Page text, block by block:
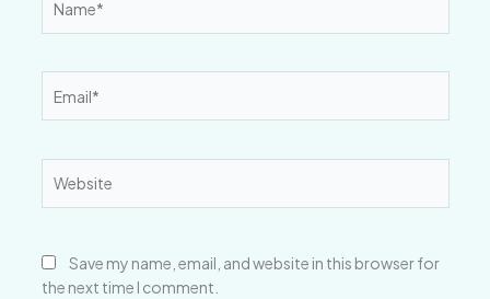
Save my name, email, and website in this browser for
the next time I comment.